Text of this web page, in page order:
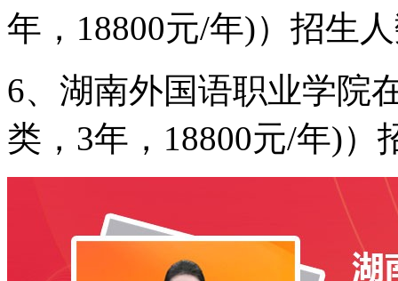
年，18800元/年)）招生
6、湖南外国语职业学院
类，3年，18800元/年)）